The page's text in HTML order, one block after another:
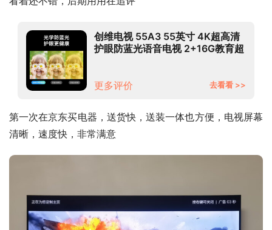
创维电视 55A3 55英寸 4K超高清
护眼防蓝光语音电视 2+16G教育超
更多评价
去看看 >>
第一次在京东买电器，送货快，送装一体也方便，电视屏幕
清晰，速度快，非常满意